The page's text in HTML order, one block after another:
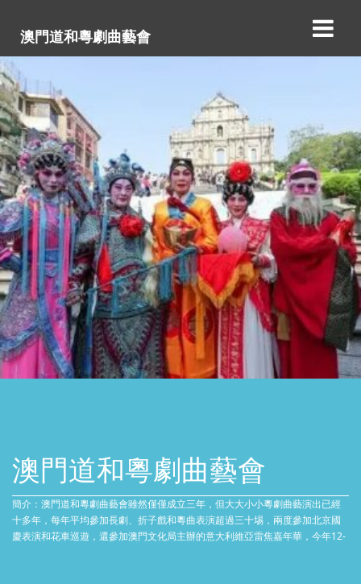
澳門道和粵劇曲藝會
澳門道和粵劇曲藝會
簡介：澳門道和粵劇曲藝會雖然僅僅成立三年，但大大小小粵劇曲藝演出已經
十多年，每年平均參加長劇、折子戲和粵曲表演超過三十埸，兩度參加北京國
慶表演和花車巡遊，還參加澳門文化局主辦的意大利維亞雷焦嘉年華，今年12-